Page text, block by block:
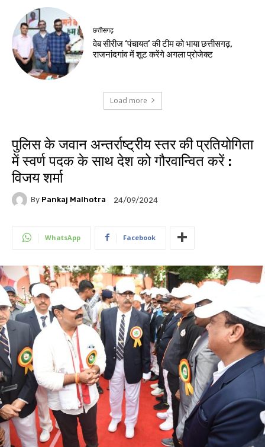
छत्तीसगढ़
वेब सीरीज ‘पंचायत’ की टीम को भाया छत्तीसगढ़,
राजनांदगांव में शूट करेंगे अगला प्रोजेक्ट
Load more
पुलिस के जवान अन्तर्राष्ट्रीय स्तर की प्रतियोगिता
में स्वर्ण पदक के साथ देश को गौरवान्वित करें :
विजय शर्मा
By Pankaj Malhotra 24/09/2024
WhatsApp Facebook